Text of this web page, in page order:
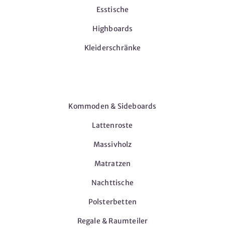
Esstische
Highboards
Kleiderschränke
Kommoden & Sideboards
Lattenroste
Massivholz
Matratzen
Nachttische
Polsterbetten
Regale & Raumteiler